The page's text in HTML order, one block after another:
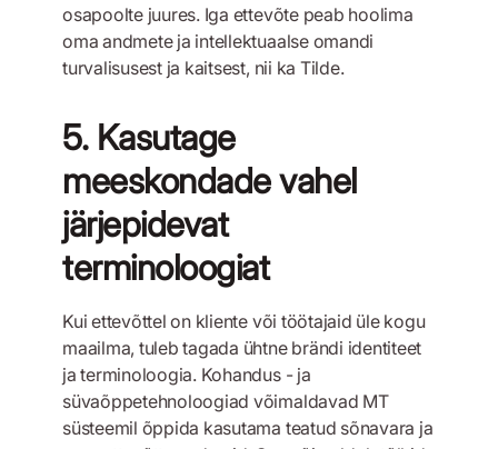
osapoolte juures. Iga ettevõte peab hoolima
oma andmete ja intellektuaalse omandi
turvalisusest ja kaitsest, nii ka Tilde.
5. Kasutage
meeskondade vahel
järjepidevat
terminoloogiat
Kui ettevõttel on kliente või töötajaid üle kogu
maailma, tuleb tagada ühtne brändi identiteet
ja terminoloogia. Kohandus - ja
süvaõppetehnoloogiad võimaldavad MT
süsteemil õppida kasutama teatud sõnavara ja